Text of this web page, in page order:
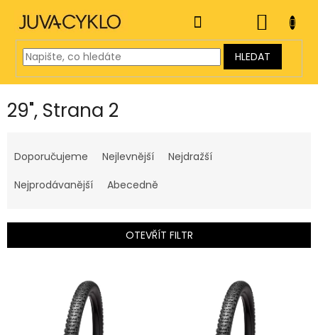
obsah
HLEDAT
KOŠÍK
29", Strana 2
a
e
í
r
Doporučujeme Nejlevnější
Nejdražší
Nejprodávanější
Abecedně
OTEVŘÍT FILTR